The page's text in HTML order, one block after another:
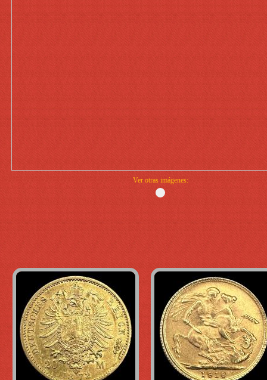
Ver otras imágenes: